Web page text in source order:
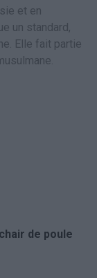
et en
un standard,
Elle fait partie
de poule